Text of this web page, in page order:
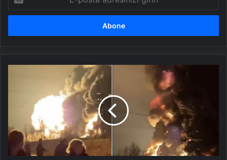
posta
adresinizi
rafinerisini
dronla
vurdu